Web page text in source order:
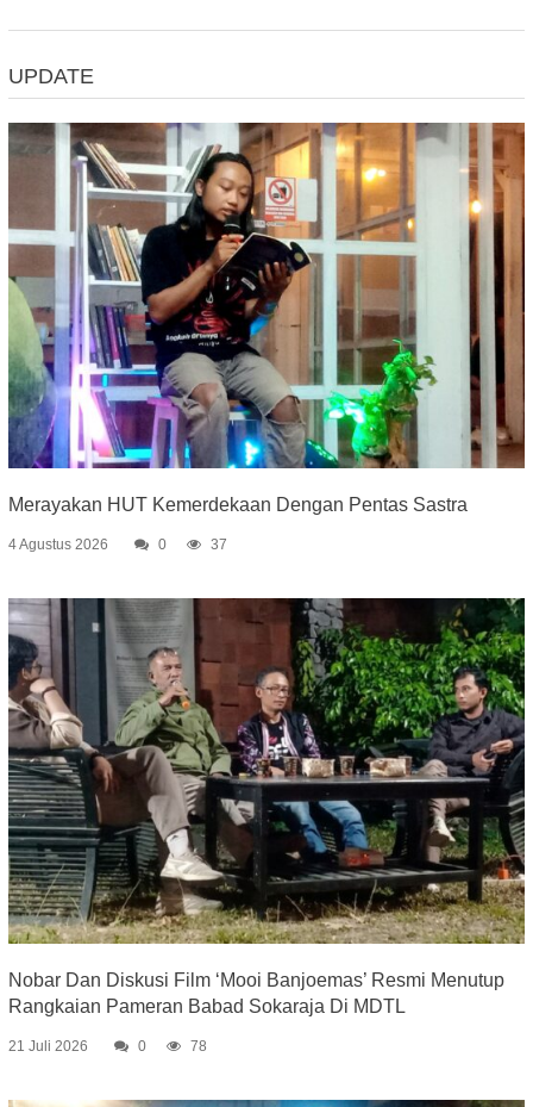
UPDATE
Merayakan HUT Kemerdekaan Dengan Pentas Sastra
4 Agustus 2026 0 37
Nobar Dan Diskusi Film ‘Mooi Banjoemas’ Resmi Menutup
Rangkaian Pameran Babad Sokaraja Di MDTL
21 Juli 2026 0 78